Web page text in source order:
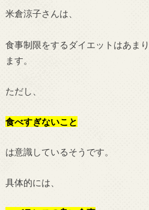
米倉涼子さんは、
食事制限をするダイエットはあま
ます。
ただし、
食べすぎないこと
は意識しているそうです。
具体的には、